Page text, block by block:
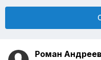
Роман Андреев